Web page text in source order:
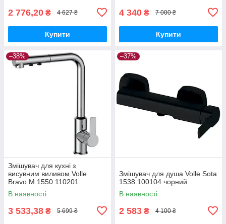
2 776,20 ₴ 4 627 ₴
Купити
4 340 ₴ 7 000 ₴
Купити
–38%
Змішувач для кухні з
висувним виливом Volle
Bravo M 1550.110201
В наявності
3 533,38 ₴ 5 699 ₴
–37%
Змішувач для душа Volle Sota
1538.100104 чорний
В наявності
2 583 ₴ 4 100 ₴